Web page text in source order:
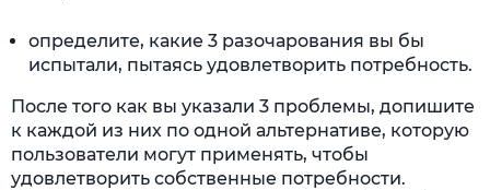
определите, какие 3 разочарования вы бы
испытали, пытаясь удовлетворить потребность.
После того как вы указали 3 проблемы, допишите
к каждой из них по одной альтернативе, которую
пользователи могут применять, чтобы
удовлетворить собственные потребности.